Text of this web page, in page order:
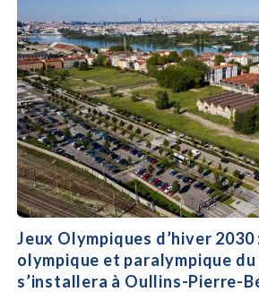
Jeux Olympiques d’hiver 2030
olympique et paralympique
s’installera à Oullins-Pierre-